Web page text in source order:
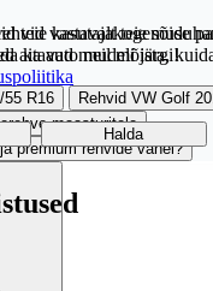
vastavalt teie
ka auto mudeli järgi!
55 R16
Rehvid VW Golf
maasturitele
premium rehvide vahel?
teie kasutajakogemuse
aitavad meil mõista,
Halda